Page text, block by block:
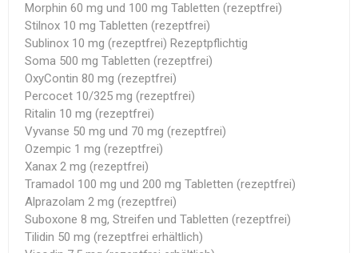
Morphin 60 mg und 100 mg Tabletten (rezeptfrei)
Stilnox 10 mg Tabletten (rezeptfrei)
Sublinox 10 mg (rezeptfrei) Rezeptpflichtig
Soma 500 mg Tabletten (rezeptfrei)
OxyContin 80 mg (rezeptfrei)
Percocet 10/325 mg (rezeptfrei)
Ritalin 10 mg (rezeptfrei)
Vyvanse 50 mg und 70 mg (rezeptfrei)
Ozempic 1 mg (rezeptfrei)
Xanax 2 mg (rezeptfrei)
Tramadol 100 mg und 200 mg Tabletten (rezeptfrei)
Alprazolam 2 mg (rezeptfrei)
Suboxone 8 mg, Streifen und Tabletten (rezeptfrei)
Tilidin 50 mg (rezeptfrei erhältlich)